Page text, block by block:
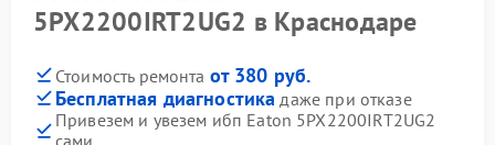
5PX2200IRT2UG2 в Краснодаре
Стоимость ремонта от 380 руб.
Бесплатная диагностика даже при отказе
Привезем и увезем ибп Eaton 5PX2200IRT2UG2
сами